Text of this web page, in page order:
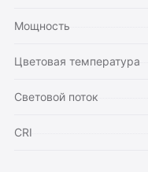
Мощность
Цветовая температура
Световой поток
CRI